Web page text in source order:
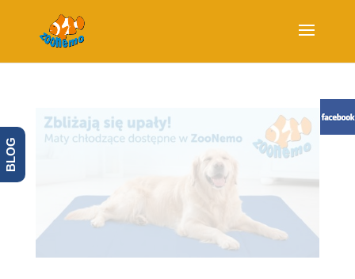
BLOG